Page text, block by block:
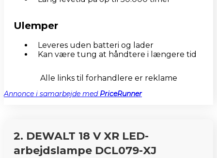
Ulemper
Leveres uden batteri og lader
Kan være tung at håndtere i længere tid
Alle links til forhandlere er reklame
Annonce i samarbejde med PriceRunner
2. DEWALT 18 V XR LED-
arbejdslampe DCL079-XJ